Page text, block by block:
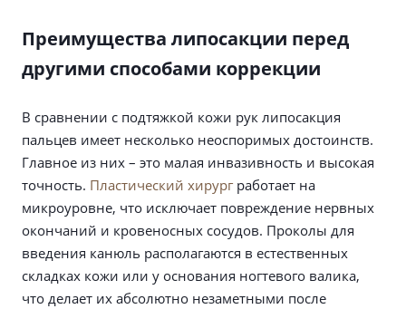
Преимущества липосакции перед
другими способами коррекции
В сравнении с подтяжкой кожи рук липосакция
пальцев имеет несколько неоспоримых достоинств.
Главное из них – это малая инвазивность и высокая
точность. Пластический хирургработает на
микроуровне, что исключает повреждение нервных
окончаний и кровеносных сосудов. Проколы для
введения канюль располагаются в естественных
складках кожи или у основания ногтевого валика,
что делает их абсолютно незаметными после